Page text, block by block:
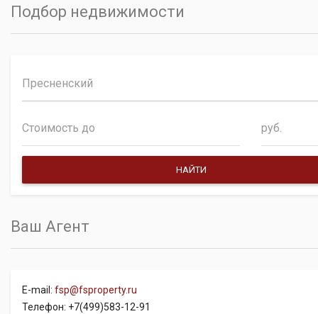
Подбор недвижимости
Пресненский
руб.
Ваш Агент
E-mail: fsp@fsproperty.ru
Телефон: +7(499)583-12-91